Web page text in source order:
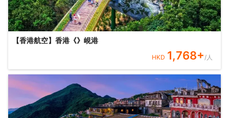
【香港航空】香港《》峴港
HKD 1,768+ /人